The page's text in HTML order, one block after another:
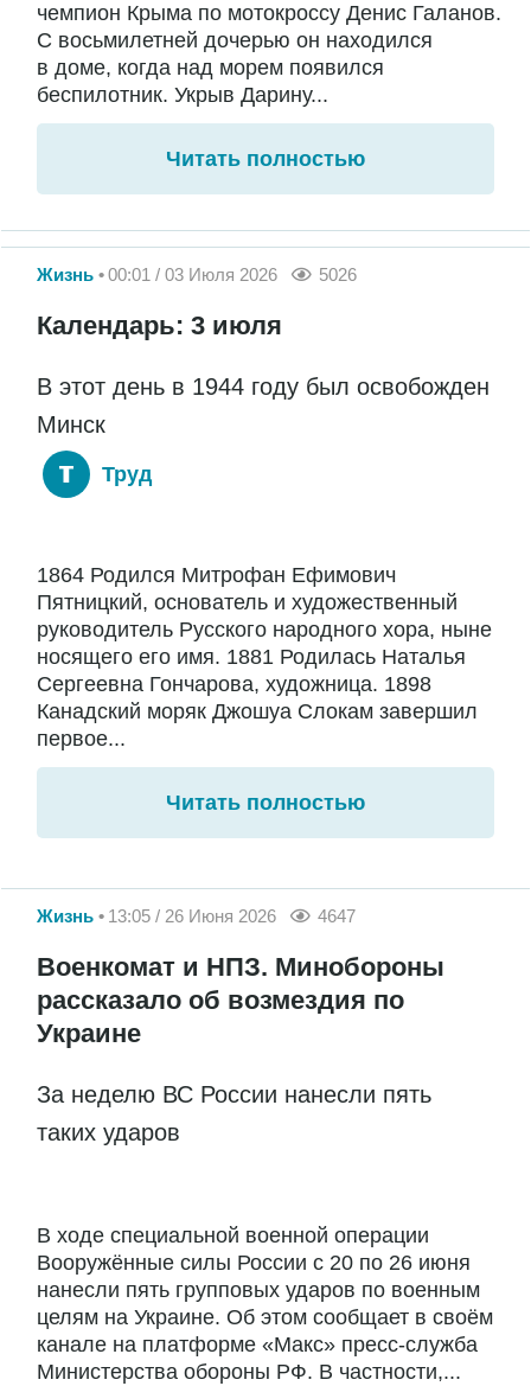
чемпион Крыма по мотокроссу Денис Галанов.
С восьмилетней дочерью он находился
в доме, когда над морем появился
беспилотник. Укрыв Дарину...
Читать полностью
Жизнь 00:01 / 03 Июля 2026 5026
Календарь: 3 июля
В этот день в 1944 году был освобожден
Минск
Труд
1864 Родился Митрофан Ефимович
Пятницкий, основатель и художественный
руководитель Русского народного хора, ныне
носящего его имя. 1881 Родилась Наталья
Сергеевна Гончарова, художница. 1898
Канадский моряк Джошуа Слокам завершил
первое...
Читать полностью
Жизнь 13:05 / 26 Июня 2026 4647
Военкомат и НПЗ. Минобороны
рассказало об возмездия по
Украине
За неделю ВС России нанесли пять
таких ударов
В ходе специальной военной операции
Вооружённые силы России с 20 по 26 июня
нанесли пять групповых ударов по военным
целям на Украине. Об этом сообщает в своём
канале на платформе «Макс» пресс-служба
Министерства обороны РФ. В частности,...